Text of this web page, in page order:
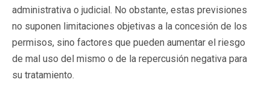
administrativa o judicial. No obstante, estas previsiones
no suponen limitaciones objetivas a la concesión de los
permisos, sino factores que pueden aumentar el riesgo
de mal uso del mismo o de la repercusión negativa para
su tratamiento.